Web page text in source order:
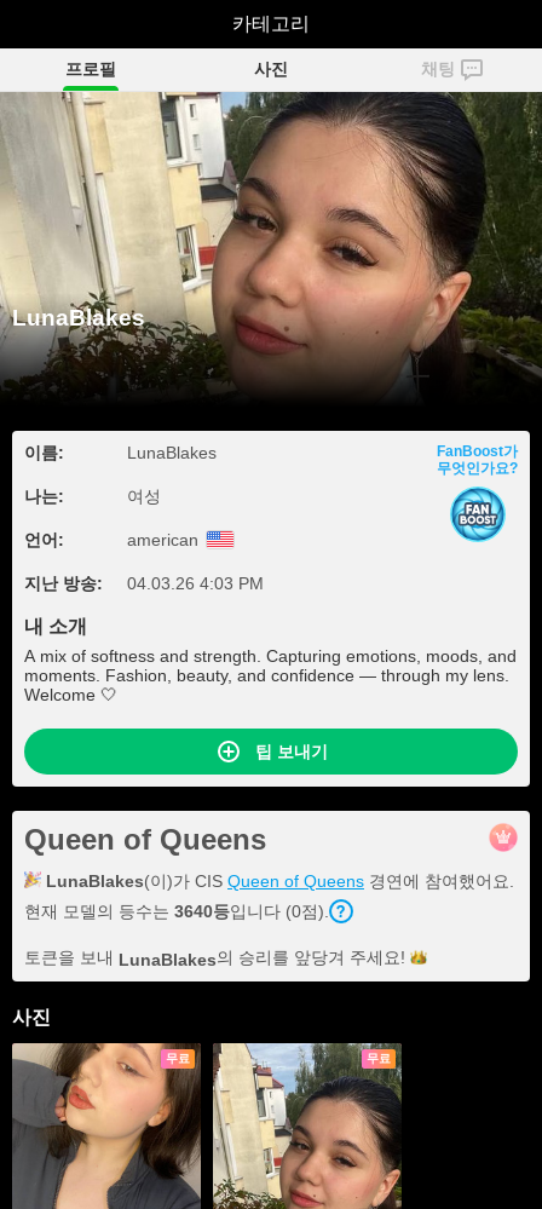
LunaBlakes
프로필 사진 채팅
LunaBlakes
이름: LunaBlakes
나는: 여성
언어: american
지난 방송: 04.03.26 4:03 PM
FanBoost가
무엇인가요?
내 소개
A mix of softness and strength. Capturing emotions, moods, and
moments. Fashion, beauty, and confidence — through my lens.
Welcome 🤍
팁 보내기
Queen of Queens
LunaBlakes(이)가 CIS Queen of Queens 경연에 참여했어요.
현재 모델의 등수는 3640등입니다 (0점).
토큰을 보내 LunaBlakes의 승리를 앞당겨 주세요!
사진
무료 무료
카테고리